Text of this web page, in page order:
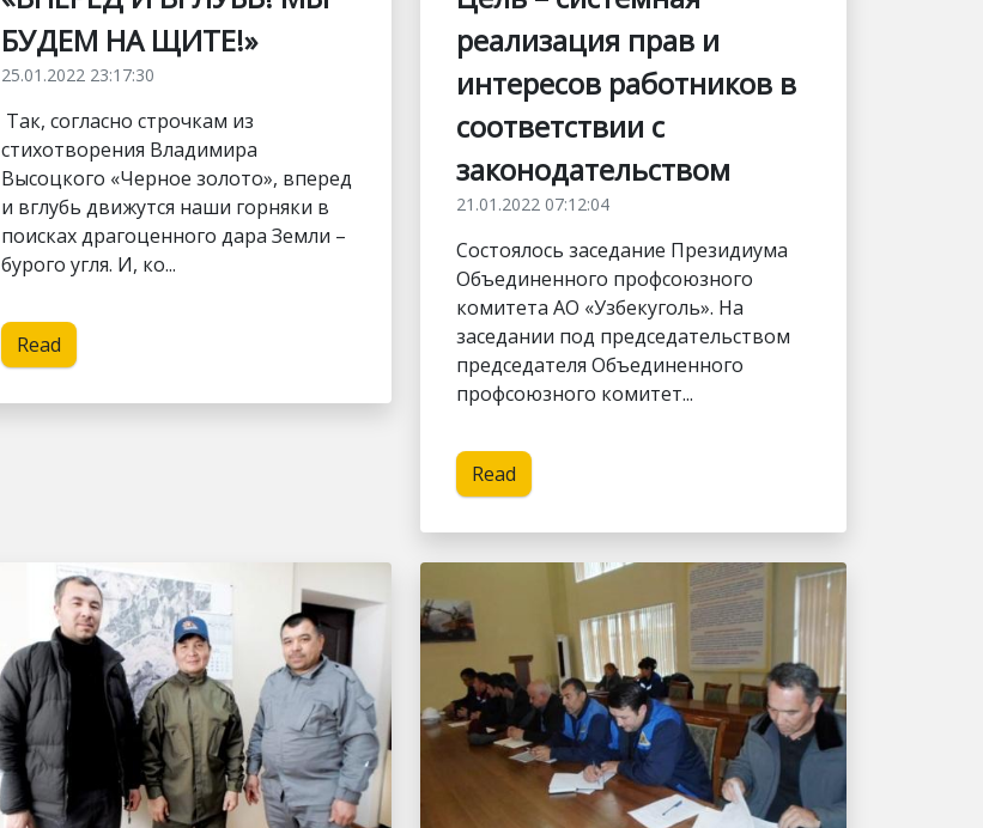
БУДЕМ НА ЩИТЕ!»
25.01.2022 23:17:30
Так, согласно строчкам из
стихотворения Владимира
Высоцкого «Черное золото», вперед
и вглубь движутся наши горняки в
поисках драгоценного дара Земли –
бурого угля. И, ко...
Read
реализация прав и
интересов работников в
соответствии с
законодательством
21.01.2022 07:12:04
Состоялось заседание Президиума
Объединенного профсоюзного
комитета АО «Узбекуголь». На
заседании под председательством
председателя Объединенного
профсоюзного комитет...
Read